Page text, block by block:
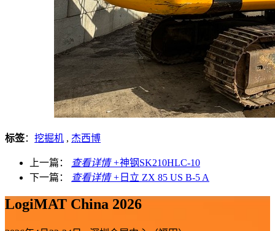
标签： 挖掘机 , 杰西博
上一篇： 查看详情 +神钢SK210HLC-10
下一篇：
查看详情 + 日立 ZX 85 US B-5 A
LogiMAT China 2026